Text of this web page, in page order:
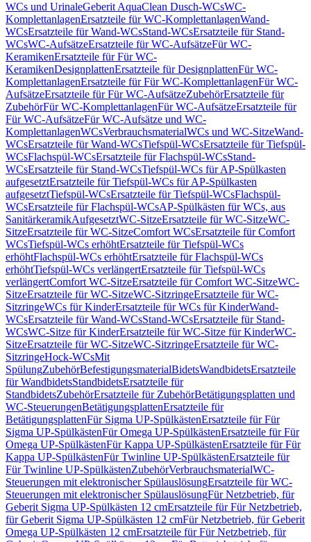
WCs und UrinaleGeberit AquaClean Dusch-WCsWC-
KomplettanlagenErsatzteile für WC-KomplettanlagenWand-
WCsErsatzteile für Wand-WCsStand-WCsErsatzteile für Stand-
WCsWC-AufsätzeErsatzteile für WC-AufsätzeFür WC-
KeramikenErsatzteile für Für WC-
KeramikenDesignplattenErsatzteile für DesignplattenFür WC-
KomplettanlagenErsatzteile für Für WC-KomplettanlagenFür WC-
AufsätzeErsatzteile für Für WC-AufsätzeZubehörErsatzteile für
ZubehörFür WC-KomplettanlagenFür WC-AufsätzeErsatzteile für
Für WC-AufsätzeFür WC-Aufsätze und WC-
KomplettanlagenWCsVerbrauchsmaterialWCs und WC-SitzeWand-
WCsErsatzteile für Wand-WCsTiefspül-WCsErsatzteile für Tiefspül-
WCsFlachspül-WCsErsatzteile für Flachspül-WCsStand-
WCsErsatzteile für Stand-WCsTiefspül-WCs für AP-Spülkasten
aufgesetztErsatzteile für Tiefspül-WCs für AP-Spülkasten
aufgesetztTiefspül-WCsErsatzteile für Tiefspül-WCsFlachspül-
WCsErsatzteile für Flachspül-WCsAP-Spülkästen für WCs, aus
SanitärkeramikAufgesetztWC-SitzeErsatzteile für WC-SitzeWC-
SitzeErsatzteile für WC-SitzeComfort WCsErsatzteile für Comfort
WCsTiefspül-WCs erhöhtErsatzteile für Tiefspül-WCs
erhöhtFlachspül-WCs erhöhtErsatzteile für Flachspül-WCs
erhöhtTiefspül-WCs verlängertErsatzteile für Tiefspül-WCs
verlängertComfort WC-SitzeErsatzteile für Comfort WC-SitzeWC-
SitzeErsatzteile für WC-SitzeWC-SitzringeErsatzteile für WC-
SitzringeWCs für KinderErsatzteile für WCs für KinderWand-
WCsErsatzteile für Wand-WCsStand-WCsErsatzteile für Stand-
WCsWC-Sitze für KinderErsatzteile für WC-Sitze für KinderWC-
SitzeErsatzteile für WC-SitzeWC-SitzringeErsatzteile für WC-
SitzringeHock-WCsMit
SpülungZubehörBefestigungsmaterialBidetsWandbidetsErsatzteile
für WandbidetsStandbidetsErsatzteile für
StandbidetsZubehörErsatzteile für ZubehörBetätigungsplatten und
WC-SteuerungenBetätigungsplattenErsatzteile für
BetätigungsplattenFür Sigma UP-SpülkästenErsatzteile für Für
Sigma UP-SpülkästenFür Omega UP-SpülkästenErsatzteile für Für
Omega UP-SpülkästenFür Kappa UP-SpülkästenErsatzteile für Für
Kappa UP-SpülkästenFür Twinline UP-SpülkästenErsatzteile für
Für Twinline UP-SpülkästenZubehörVerbrauchsmaterialWC-
Steuerungen mit elektronischer SpülauslösungErsatzteile für WC-
Steuerungen mit elektronischer SpülauslösungFür Netzbetrieb, für
Geberit Sigma UP-Spülkästen 12 cmErsatzteile für Für Netzbetrieb,
für Geberit Sigma UP-Spülkästen 12 cmFür Netzbetrieb, für Geberit
Omega UP-Spülkästen 12 cmErsatzteile für Für Netzbetrieb, für